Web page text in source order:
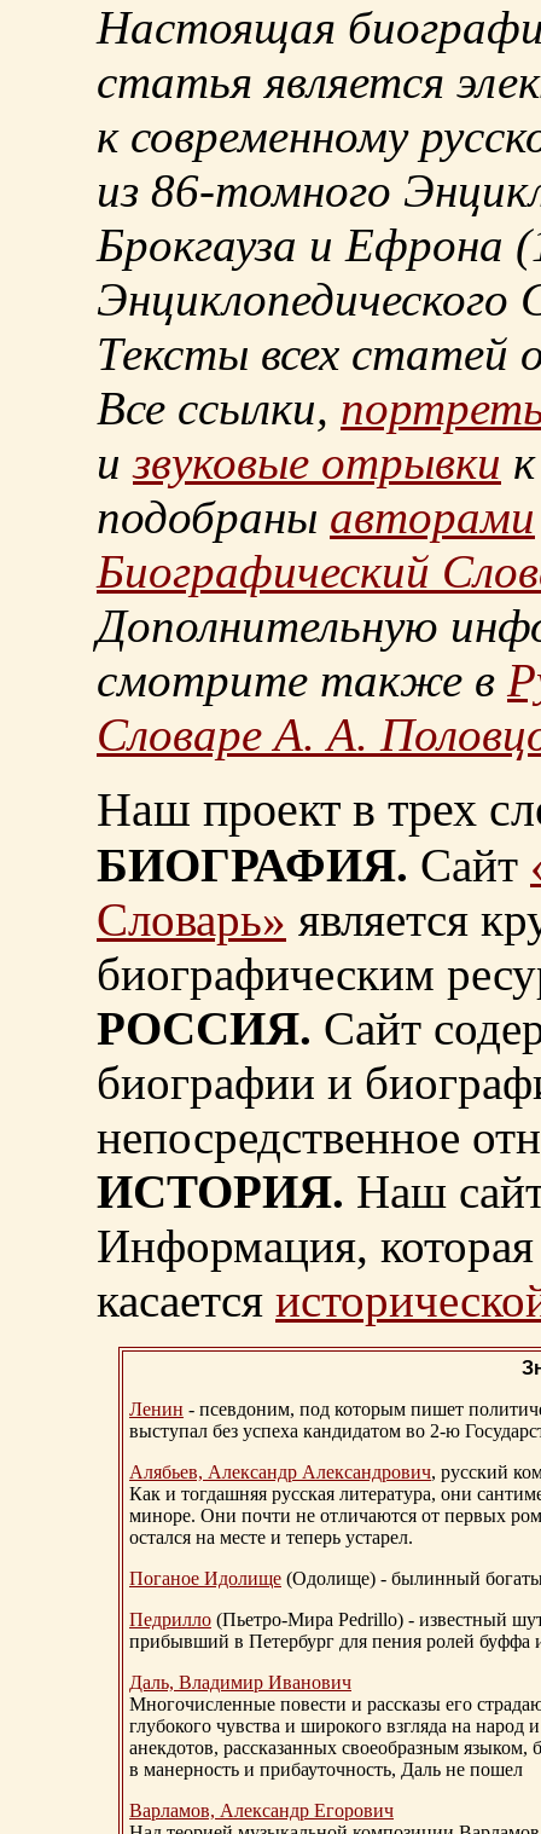
Настоящая
статья является
к современному
из 86-томного
Брокгауза и Ефрона
Энциклопедического
Тексты всех статей
Все ссылки,
извуковые отрывки
подобраны авторами
Биографический
Дополнительную
смотрите также в
Словаре А. А.
Наш проект в трех
БИОГРАФИЯ. Сайт
Словарь» является
биографическим
РОССИЯ. Сайт
биографии и
непосредственное
ИСТОРИЯ. Наш
Информация, которая
касается
Ленин - псевдоним, под которым пишет
выступал без успеха кандидатом во 2-ю
Алябьев, Александр Александрович, русский
Как и тогдашняя русская литература, они
миноре. Они почти не отличаются от первых
остался на месте и теперь устарел.
Поганое Идолище (Одолище) - былинный
Педрилло (Пьетро-Мира Pedrillo) - известный
прибывший в Петербург для пения ролей буффа
Даль, Владимир Иванович
Многочисленные повести и рассказы его
глубокого чувства и широкого взгляда на
анекдотов, рассказанных своеобразным
в манерность и прибауточность, Даль не пошел
Варламов, Александр Егорович